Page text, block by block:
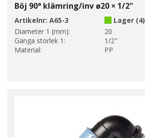
Böj 90° klämring/inv ø20 × 1/2"
Artikelnr: A65-3
Lager (4)
Diameter 1 (mm):
20
Gänga storlek 1:
1/2"
Material:
PP